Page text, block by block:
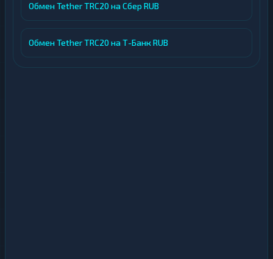
Обмен Tether TRC20 на Сбер RUB
Обмен Tether TRC20 на Т-Банк RUB